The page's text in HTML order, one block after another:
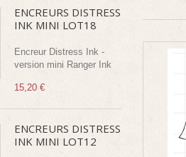
ENCREURS DISTRESS
INK MINI LOT18
Encreur Distress Ink -
version mini Ranger Ink
15,20 €
ENCREURS DISTRESS
INK MINI LOT12